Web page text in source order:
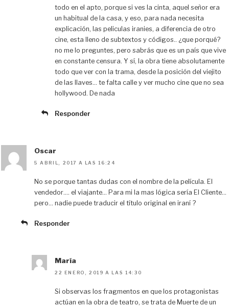
todo en el apto, porque si ves la cinta, aquel señor era
un habitual de la casa, y eso, para nada necesita
explicación, las peliculas iranies, a diferencia de otro
cine, esta lleno de subtextos y códigos.. ¿que porqué?
no me lo preguntes, pero sabrás que es un país que vive
en constante censura. Y sí, la obra tiene absolutamente
todo que ver con la trama, desde la posición del viejito
de las llaves… te falta calle y ver mucho cine que no sea
hollywood. De nada
Responder
Oscar
5 ABRIL, 2017 A LAS 16:24
No se porque tantas dudas con el nombre de la película. El
vendedor…. el viajante… Para mi la mas lógica sería El Cliente…
pero… nadie puede traducir el título original en iraní ?
Responder
María
22 ENERO, 2019 A LAS 14:30
Si observas los fragmentos en que los protagonistas
actúan en la obra de teatro, se trata de Muerte de un